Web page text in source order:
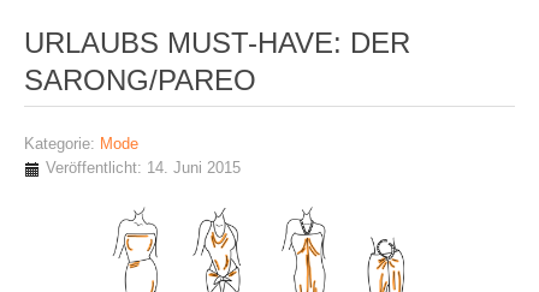
URLAUBS MUST-HAVE: DER
SARONG/PAREO
Kategorie: Mode
Veröffentlicht: 14. Juni 2015